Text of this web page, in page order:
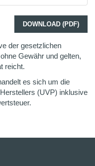
DOWNLOAD (PDF)
der gesetzlichen
Gewähr und gelten,
reicht.
es sich um die
(UVP) inklusive